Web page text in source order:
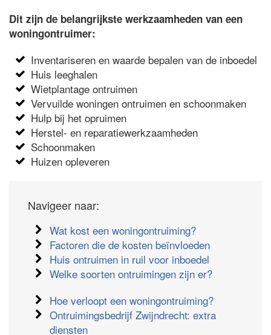
Dit zijn de belangrijkste werkzaamheden van een
woningontruimer:
Inventariseren en waarde bepalen van de inboedel
Huis leeghalen
Wietplantage ontruimen
Vervuilde woningen ontruimen en schoonmaken
Hulp bij het opruimen
Herstel- en reparatiewerkzaamheden
Schoonmaken
Huizen opleveren
Navigeer naar:
Wat kost een woningontruiming?
Factoren die de kosten beïnvloeden
Huis ontruimen in ruil voor inboedel
Welke soorten ontruimingen zijn er?
Hoe verloopt een woningontruiming?
Ontruimingsbedrijf Zwijndrecht: extra
diensten